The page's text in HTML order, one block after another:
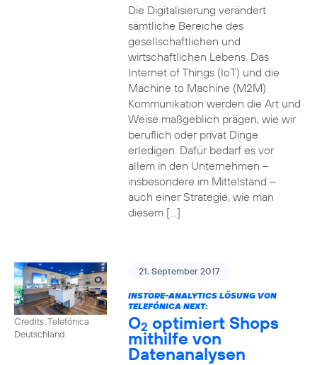
Die Digitalisierung verändert
sämtliche Bereiche des
gesellschaftlichen und
wirtschaftlichen Lebens. Das
Internet of Things (IoT) und die
Machine to Machine (M2M)
Kommunikation werden die Art und
Weise maßgeblich prägen, wie wir
beruflich oder privat Dinge
erledigen. Dafür bedarf es vor
allem in den Unternehmen –
insbesondere im Mittelstand –
auch einer Strategie, wie man
diesem […]
Credits: Telefónica
Deutschland
21. September 2017
INSTORE-ANALYTICS LÖSUNG VON
TELEFÓNICA NEXT:
O2 optimiert Shops
mithilfe von
Datenanalysen